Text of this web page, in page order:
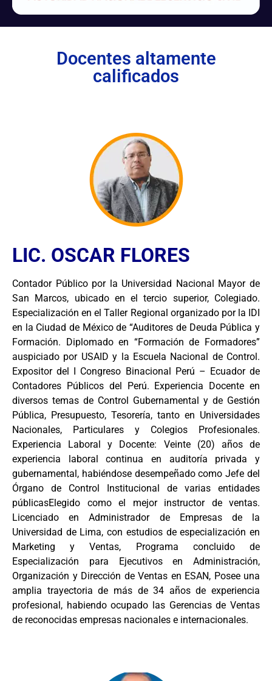
Docentes altamente
calificados
LIC. OSCAR FLORES
Contador Público por la Universidad Nacional Mayor de
San Marcos, ubicado en el tercio superior, Colegiado.
Especialización en el Taller Regional organizado por la IDI
en la Ciudad de México de “Auditores de Deuda Pública y
Formación. Diplomado en “Formación de Formadores”
auspiciado por USAID y la Escuela Nacional de Control.
Expositor del I Congreso Binacional Perú – Ecuador de
Contadores Públicos del Perú. Experiencia Docente en
diversos temas de Control Gubernamental y de Gestión
Pública, Presupuesto, Tesorería, tanto en Universidades
Nacionales, Particulares y Colegios Profesionales.
Experiencia Laboral y Docente: Veinte (20) años de
experiencia laboral continua en auditoría privada y
gubernamental, habiéndose desempeñado como Jefe del
Órgano de Control Institucional de varias entidades
públicasElegido como el mejor instructor de ventas.
Licenciado en Administrador de Empresas de la
Universidad de Lima, con estudios de especialización en
Marketing y Ventas, Programa concluido de
Especialización para Ejecutivos en Administración,
Organización y Dirección de Ventas en ESAN, Posee una
amplia trayectoria de más de 34 años de experiencia
profesional, habiendo ocupado las Gerencias de Ventas
de reconocidas empresas nacionales e internacionales.